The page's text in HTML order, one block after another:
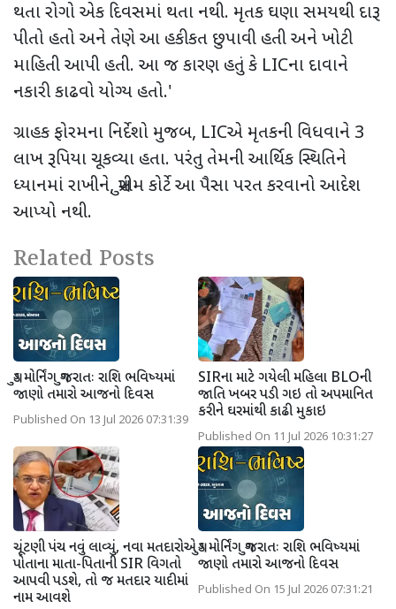
થતા રોગો એક દિવસમાં થતા નથી. મૃતક ઘણા સમયથી દારૂ
પીતો હતો અને તેણે આ હકીકત છુપાવી હતી અને ખોટી
માહિતી આપી હતી. આ જ કારણ હતું કે LICના દાવાને
નકારી કાઢવો યોગ્ય હતો.'
ગ્રાહક ફોરમના નિર્દેશો મુજબ, LICએ મૃતકની વિધવાને 3
લાખ રૂપિયા ચૂકવ્યા હતા. પરંતુ તેમની આર્થિક સ્થિતિને
ધ્યાનમાં રાખીને,સુપ્રીમ કોર્ટે આ પૈસા પરત કરવાનો આદેશ
આપ્યો નથી.
Related Posts
ગુડ મોર્નિંગ ગુજરાતઃ રાશિ ભવિષ્યમાં
જાણો તમારો આજનો દિવસ
Published On 13 Jul 2026 07:31:39
SIRના માટે ગયેલી મહિલા BLOની
જાતિ ખબર પડી ગઇ તો અપમાનિત
કરીને ઘરમાંથી કાઢી મુકાઇ
Published On 11 Jul 2026 10:31:27
ચૂંટણી પંચ નવું લાવ્યું, નવા મતદારોએ
પોતાના માતા-પિતાની SIR વિગતો
આપવી પડશે, તો જ મતદાર યાદીમાં
નામ આવશે
ગુડ મોર્નિંગ ગુજરાતઃ રાશિ ભવિષ્યમાં
જાણો તમારો આજનો દિવસ
Published On 15 Jul 2026 07:31:21